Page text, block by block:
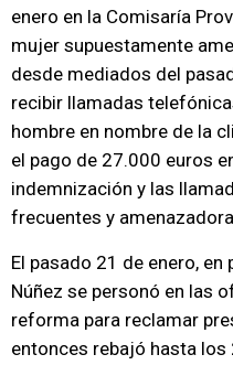
enero en la Comisaría
mujer supuestamente
desde mediados del
recibir llamadas
hombre en nombre de la
el pago de 27.000 euros
indemnización y las
frecuentes y
El pasado 21 de enero,
Núñez se personó en las
reforma para reclamar
entonces rebajó hasta los